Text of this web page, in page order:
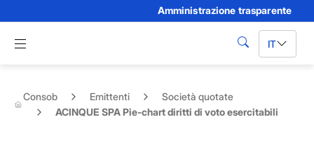
Amministrazione trasparente
Apri menu di navigazione
cerca IT
Consob Emittenti
Società quotate
ACINQUE SPA Pie-chart diritti di voto esercitabili